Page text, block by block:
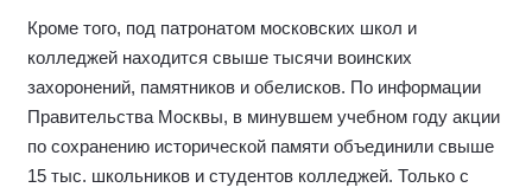
Кроме того, под патронатом московских школ и
колледжей находится свыше тысячи воинских
захоронений, памятников и обелисков. По информации
Правительства Москвы, в минувшем учебном году акции
по сохранению исторической памяти объединили свыше
15 тыс. школьников и студентов колледжей. Только с